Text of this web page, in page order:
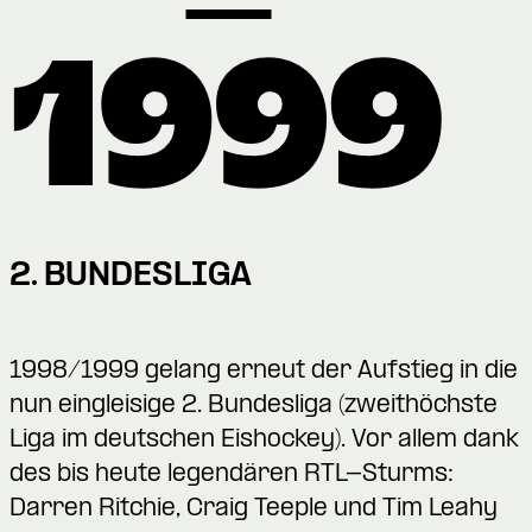
2. BUNDESLIGA
1998/1999 gelang erneut der Aufstieg in die
nun eingleisige 2. Bundesliga (zweithöchste
Liga im deutschen Eishockey). Vor allem dank
des bis heute legendären RTL-Sturms:
Darren Ritchie, Craig Teeple und Tim Leahy